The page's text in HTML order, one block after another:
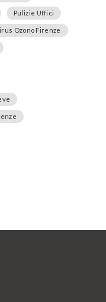
Pulizie Uffici
Ozono Firenze